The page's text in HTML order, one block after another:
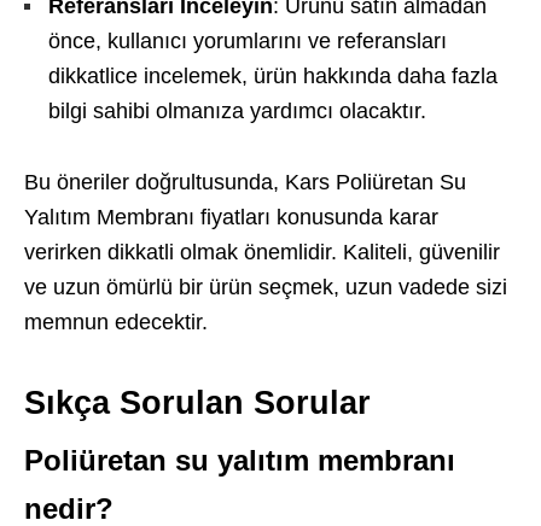
Referansları İnceleyin: Ürünü satın almadan
önce, kullanıcı yorumlarını ve referansları
dikkatlice incelemek, ürün hakkında daha fazla
bilgi sahibi olmanıza yardımcı olacaktır.
Bu öneriler doğrultusunda, Kars Poliüretan Su
Yalıtım Membranı fiyatları konusunda karar
verirken dikkatli olmak önemlidir. Kaliteli, güvenilir
ve uzun ömürlü bir ürün seçmek, uzun vadede sizi
memnun edecektir.
Sıkça Sorulan Sorular
Poliüretan su yalıtım membranı
nedir?